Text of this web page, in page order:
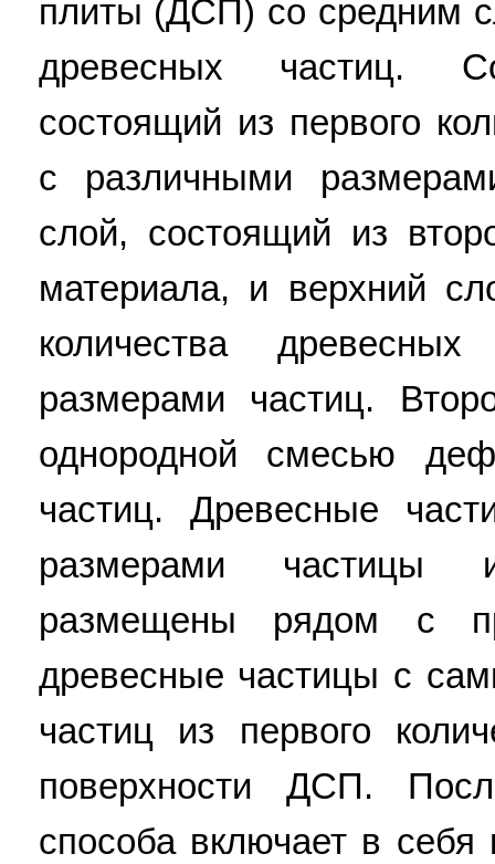
плиты (ДСП) со средним
древесных частиц.
состоящий из первого
с различными
слой, состоящий из
материала, и верхний
количества
размерами частиц.
однородной смесью
частиц. Древесные
размерами частицы
размещены рядом с
древесные частицы с
частиц из первого
поверхности ДСП.
способа включает в себя